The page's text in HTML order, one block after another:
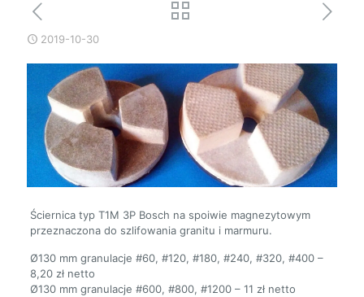
2019-10-30
Ściernica typ T1M 3P Bosch na spoiwie magnezytowym
przeznaczona do szlifowania granitu i marmuru.
Ø130 mm granulacje #60, #120, #180, #240, #320, #400 –
8,20 zł netto
Ø130 mm granulacje #600, #800, #1200 – 11 zł netto